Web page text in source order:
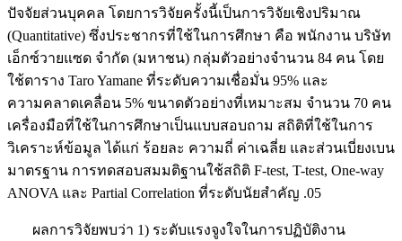
ปัจจัยส่วนบุคคล โดยการวิจัยครั้งนี้เป็นการวิจัยเชิงปริมาณ
(Quantitative) ซึ่งประชากรที่ใช้ในการศึกษา คือ พนักงาน บริษัท
เอ็กซ์วายแซด จำกัด (มหาชน) กลุ่มตัวอย่างจำนวน 84 คน โดย
ใช้ตาราง Taro Yamane ที่ระดับความเชื่อมั่น 95% และ
ความคลาดเคลื่อน 5% ขนาดตัวอย่างที่เหมาะสม จำนวน 70 คน
เครื่องมือที่ใช้ในการศึกษาเป็นแบบสอบถาม สถิติที่ใช้ในการ
วิเคราะห์ข้อมูล ได้แก่ ร้อยละ ความถี่ ค่าเฉลี่ย และส่วนเบี่ยงเบน
มาตรฐาน การทดสอบสมมติฐานใช้สถิติ F-test, T-test, One-way
ANOVA และ Partial Correlation ที่ระดับนัยสำคัญ .05
ผลการวิจัยพบว่า 1) ระดับแรงจูงใจในการปฏิบัติงาน